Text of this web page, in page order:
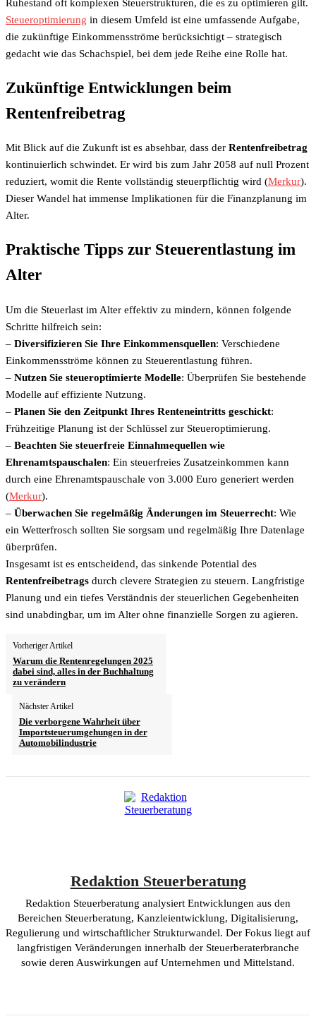
Ruhestand oft komplexen Steuerstrukturen, die es zu optimieren gilt.
Steueroptimierung in diesem Umfeld ist eine umfassende Aufgabe,
die zukünftige Einkommensströme berücksichtigt – strategisch
gedacht wie das Schachspiel, bei dem jede Reihe eine Rolle hat.
Zukünftige Entwicklungen beim
Rentenfreibetrag
Mit Blick auf die Zukunft ist es absehbar, dass der Rentenfreibetrag
kontinuierlich schwindet. Er wird bis zum Jahr 2058 auf null Prozent
reduziert, womit die Rente vollständig steuerpflichtig wird (Merkur).
Dieser Wandel hat immense Implikationen für die Finanzplanung im
Alter.
Praktische Tipps zur Steuerentlastung im
Alter
Um die Steuerlast im Alter effektiv zu mindern, können folgende
Schritte hilfreich sein:
– Diversifizieren Sie Ihre Einkommensquellen: Verschiedene
Einkommensströme können zu Steuerentlastung führen.
– Nutzen Sie steueroptimierte Modelle: Überprüfen Sie bestehende
Modelle auf effiziente Nutzung.
– Planen Sie den Zeitpunkt Ihres Renteneintritts geschickt:
Frühzeitige Planung ist der Schlüssel zur Steueroptimierung.
– Beachten Sie steuerfreie Einnahmequellen wie
Ehrenamtspauschalen: Ein steuerfreies Zusatzeinkommen kann
durch eine Ehrenamtspauschale von 3.000 Euro generiert werden
(Merkur).
– Überwachen Sie regelmäßig Änderungen im Steuerrecht: Wie
ein Wetterfrosch sollten Sie sorgsam und regelmäßig Ihre Datenlage
überprüfen.
Insgesamt ist es entscheidend, das sinkende Potential des
Rentenfreibetrags durch clevere Strategien zu steuern. Langfristige
Planung und ein tiefes Verständnis der steuerlichen Gegebenheiten
sind unabdingbar, um im Alter ohne finanzielle Sorgen zu agieren.
Vorheriger Artikel
Warum die Rentenregelungen 2025
dabei sind, alles in der Buchhaltung
zu verändern
Nächster Artikel
Die verborgene Wahrheit über
Importsteuerumgehungen in der
Automobilindustrie
Redaktion Steuerberatung
Redaktion Steuerberatung analysiert Entwicklungen aus den
Bereichen Steuerberatung, Kanzleientwicklung, Digitalisierung,
Regulierung und wirtschaftlicher Strukturwandel. Der Fokus liegt auf
langfristigen Veränderungen innerhalb der Steuerberaterbranche
sowie deren Auswirkungen auf Unternehmen und Mittelstand.